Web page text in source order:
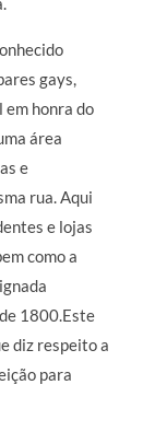
gays,
honra do
área
e
rua. Aqui
e lojas
como a
1800.Este
diz respeito a
para